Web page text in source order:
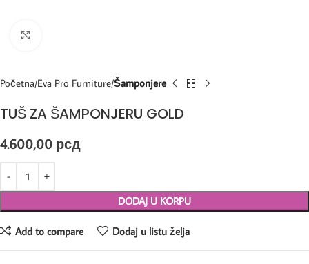
Početna Eva Pro Furniture Šamponjere
TUŠ ZA ŠAMPONJERU GOLD
4.600,00 рсд
DODAJ U KORPU
Add to compare Dodaj u listu želja